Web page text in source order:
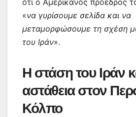
«να γυρίσουμε σελίδα και να
μεταμορφώσουμε τη σχέση
του Ιράν».
Η στάση του Ιράν
αστάθεια στον
Κόλπο